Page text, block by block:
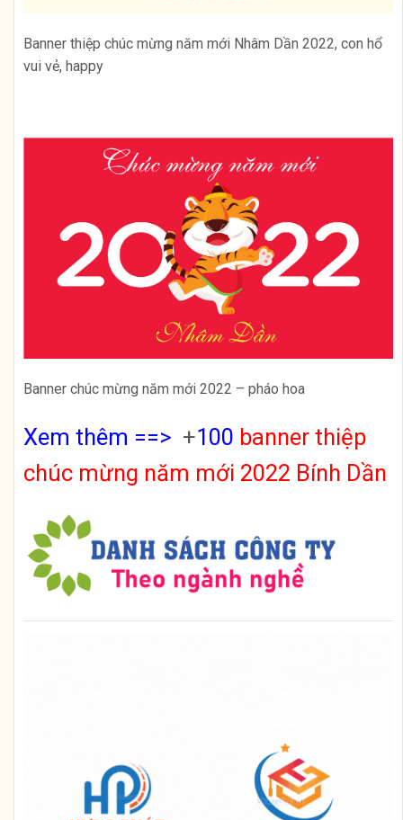
Banner thiệp chúc mừng năm mới Nhâm Dần 2022, con hổ
vui vẻ, happy
Banner chúc mừng năm mới 2022 – pháo hoa
Xem thêm ==> +100 banner thiệp
chúc mừng năm mới 2022 Bính Dần